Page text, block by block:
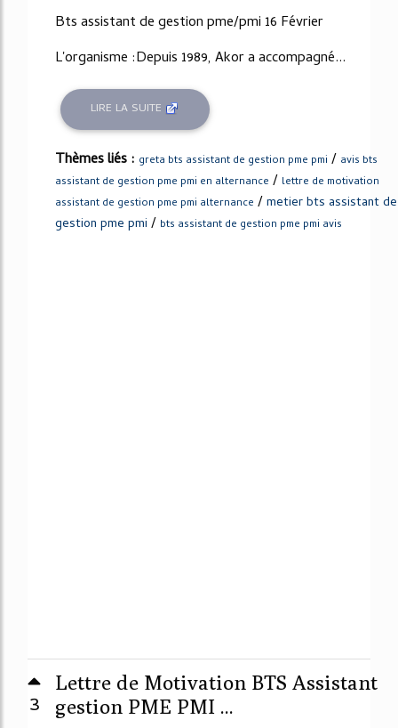
Bts assistant de gestion pme/pmi 16 Février
L'organisme :Depuis 1989, Akor a accompagné...
LIRE LA SUITE
Thèmes liés : greta bts assistant de gestion pme pmi / avis bts
assistant de gestion pme pmi en alternance / lettre de motivation
assistant de gestion pme pmi alternance /metier bts assistant de
gestion pme pmi / bts assistant de gestion pme pmi avis
3
Lettre de Motivation BTS Assistant
gestion PME PMI ...